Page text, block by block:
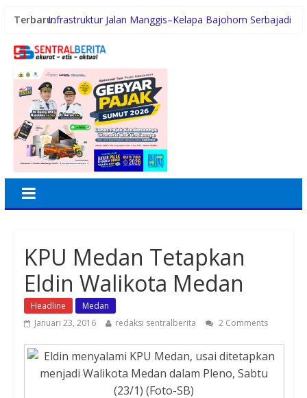
Terbaru:Infrastruktur Jalan Manggis–Kelapa Bajohom Serbajadi
Ekonomi Desa
Paparkan Tiga Prioritas Pembangunan Kepulauan Nias
Swiss-Belhotel Rainforest: Oase Tropis di Tengah
Dinamika Sunset Road
Gugik.id Perkuat Infrastruktur IT Nasional Lewat
Layanan Distributor Server Enterprise
Pengurus Putra Putri Hakka Jakarta (PPHJ) Periode
2026-2030 Resmi Dilantik, Komitmen Lestarikan
KPU Medan Tetapkan
Eldin Walikota Medan
Headline
Medan
Januari 23, 2016
redaksi sentralberita 2 Comments